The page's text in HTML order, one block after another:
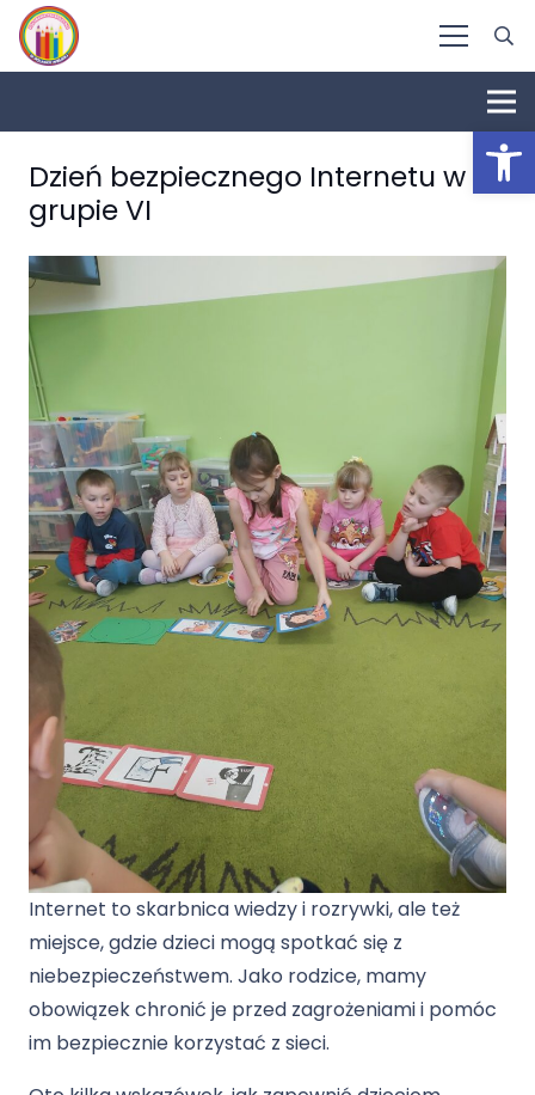
Dzień bezpiecznego Internetu w
grupie VI
Internet to skarbnica wiedzy i rozrywki, ale też
miejsce, gdzie dzieci mogą spotkać się z
niebezpieczeństwem. Jako rodzice, mamy
obowiązek chronić je przed zagrożeniami i pomóc
im bezpiecznie korzystać z sieci.